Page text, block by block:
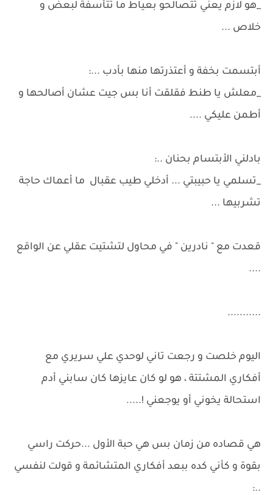
_هو لازم يعني تتصالحو بعياط ما تتأسفة لبعض و
خلاص ...
أبتسمت بخفة و أعتذرتها منها بأدب ...:
_معلش يا طنط فقلقت أنا بس جيت عشان أصالحها و
أطمن عليكي ....
بادلني الأبتسام بحنان ..:
_تسلمي يا حبيبتي ... أدخلي طيب عقبال ما أعماك حاجة
تشربيها ...
قعدت مع " نادرين " في محاول لتشتيت عقلي عن الواقع
....
...........
اليوم خلصت و رجعت تاني لوحدي علي سريري مع
أفكاري المشتتة ، هو لو كان عايزها كان سابني أدم
استحالة يخوني أو يوجعني !.....
هي قصاده من زمان بس هي حبة الأول ...حركت راسي
بقوة و كأني كده ببعد أفكاري المتشائمة و قولت لنفسي
..: